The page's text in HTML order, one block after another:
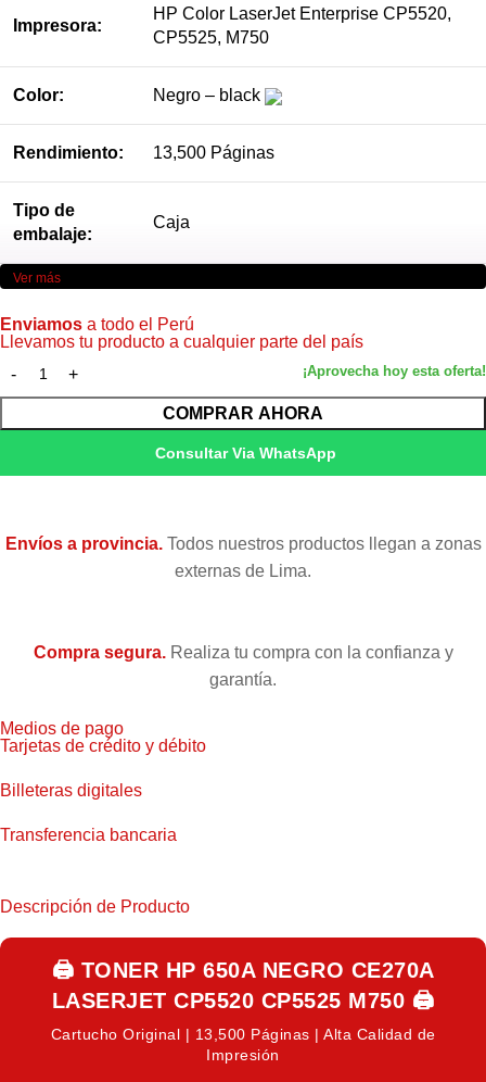
Impresora:
HP Color LaserJet Enterprise CP5520,
CP5525, M750
Color: Negro – black
Rendimiento: 13,500 Páginas
Tipo de
embalaje:
Caja
Ver más
Enviamos a todo el Perú
Llevamos tu producto a cualquier parte del país
COMPRAR AHORA
Consultar Via WhatsApp
Envíos a provincia.Todos nuestros productos llegan a zonas
externas de Lima.
Compra segura.Realiza tu compra con la confianza y
garantía.
Medios de pago
Tarjetas de crédito y débito
Billeteras digitales
Transferencia bancaria
Descripción de Producto
🖨️ TONER HP 650A NEGRO CE270A
LASERJET CP5520 CP5525 M750 🖨️
Cartucho Original | 13,500 Páginas | Alta Calidad de
Impresión